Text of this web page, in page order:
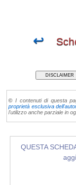
↩
DISCLAIMER
© I contenuti di questa
proprietà esclusiva
l'utilizzo anche parziale in
QUESTA